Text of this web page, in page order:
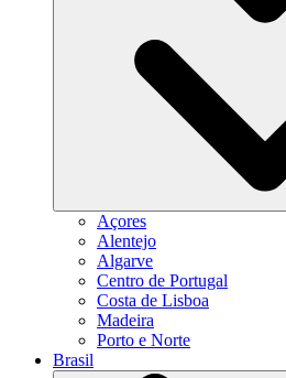
Açores
Alentejo
Algarve
Centro de Portugal
Costa de Lisboa
Madeira
Porto e Norte
Brasil